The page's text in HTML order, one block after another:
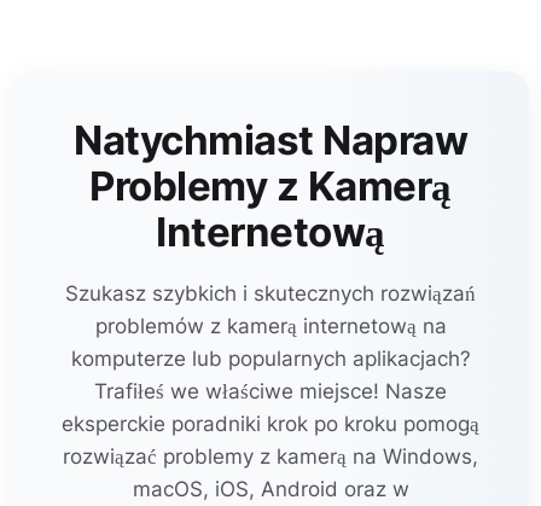
Natychmiast Napraw
Problemy z Kamerą
Internetową
Szukasz szybkich i skutecznych rozwiązań
problemów z kamerą internetową na
komputerze lub popularnych aplikacjach?
Trafiłeś we właściwe miejsce! Nasze
eksperckie poradniki krok po kroku pomogą
rozwiązać problemy z kamerą na Windows,
macOS, iOS, Android oraz w